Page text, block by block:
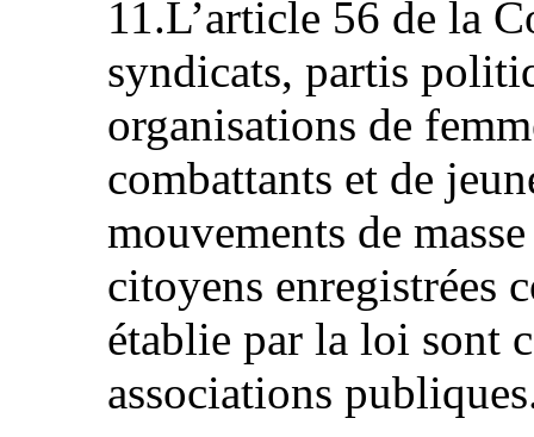
11.L’article 56 de la
syndicats, partis
organisations de
combattants et de
mouvements de
citoyens enregistrées
établie par la loi sont
associations